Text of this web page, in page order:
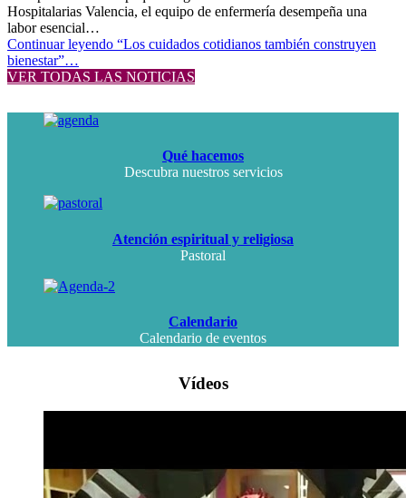
Hospitalarias Valencia, el equipo de enfermería desempeña una
labor esencial…
Continuar leyendo “Los cuidados cotidianos también construyen
bienestar”…
VER TODAS LAS NOTICIAS
Qué hacemos
Descubra nuestros servicios
Atención espiritual y religiosa
Pastoral
Calendario
Calendario de eventos
Vídeos